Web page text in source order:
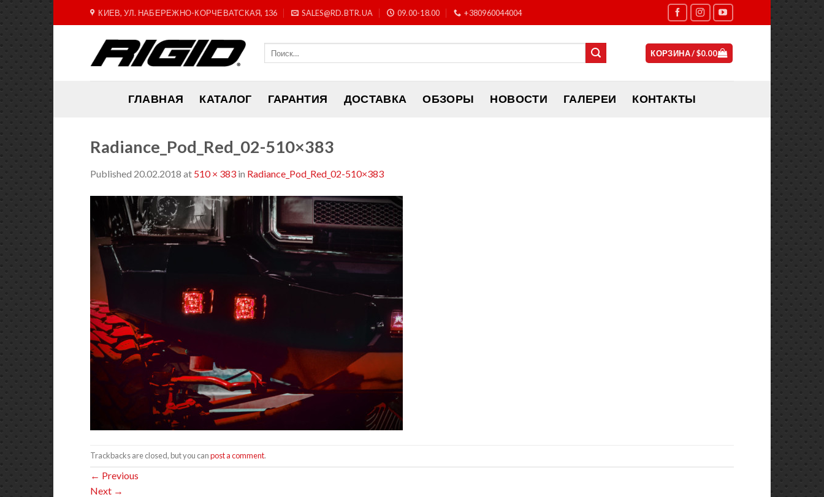
to
КИЕВ, УЛ. НАБЕРЕЖНО-КОРЧЕВАТСКАЯ, 136 SALES@RD.BTR.UA 09.00-18.00 +380960044004
КОРЗИНА /$0.00
ГЛАВНАЯ КАТАЛОГ ГАРАНТИЯ ДОСТАВКА ОБЗОРЫ НОВОСТИ ГАЛЕРЕИ КОНТАКТЫ
Radiance_Pod_Red_02-510×383
Published 20.02.2018 at 510 × 383 in Radiance_Pod_Red_02-510×383
Trackbacks are closed, but you canpost a comment.
← Previous
Next →